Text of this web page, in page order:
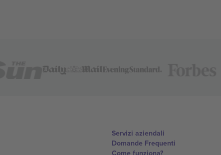
Servizi aziendali
Domande Frequenti
Come funziona?